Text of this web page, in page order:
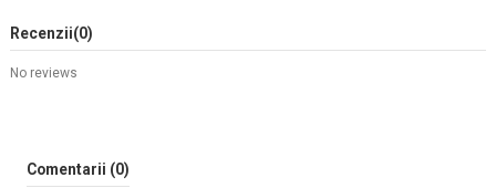
Recenzii(0)
No reviews
Comentarii (0)